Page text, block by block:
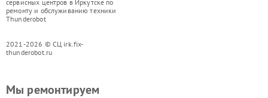
сервисных центров в Иркутске по
ремонту и обслуживанию техники
Thunderobot
2021-2026 © СЦ irk.fix-
thunderobot.ru
Мы ремонтируем